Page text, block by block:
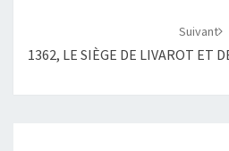
Suivant
1362, LE SIÈGE DE LIVAROT ET